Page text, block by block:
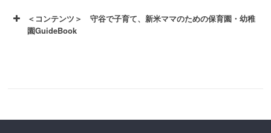
＜コンテンツ＞ 守谷で子育て、新米ママのための保育園・幼稚
園GuideBook